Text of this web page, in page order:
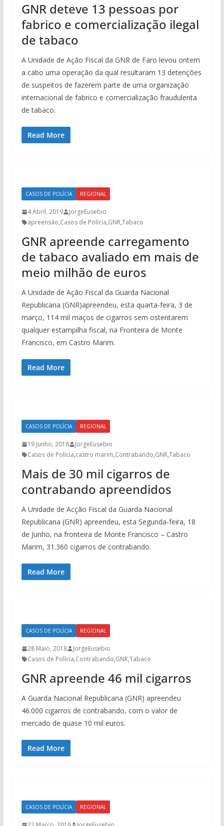
GNR deteve 13 pessoas por
fabrico e comercialização ilegal
de tabaco
A Unidade de Ação Fiscal da GNR de Faro levou ontem
a cabo uma operação da qual resultaram 13 detenções
de suspeitos de fazerem parte de uma organização
internacional de fabrico e comercialização fraudulenta
de tabaco.
Read More
CASOS DE POLÍCIA REGIONAL
4 Abril, 2019
JorgeEusebio
apreensão,Casos de Polícia,GNR,Tabaco
GNR apreende carregamento
de tabaco avaliado em mais de
meio milhão de euros
A Unidade de Ação Fiscal da Guarda Nacional
Republicana (GNR)apreendeu, esta quarta-feira, 3 de
março, 114 mil maços de cigarros sem ostentarem
qualquer estampilha fiscal, na Fronteira de Monte
Francisco, em Castro Marim.
Read More
CASOS DE POLÍCIA REGIONAL
19 Junho, 2018
JorgeEusebio
Casos de Polícia,castro marim,Contrabando,GNR,Tabaco
Mais de 30 mil cigarros de
contrabando apreendidos
A Unidade de Acção Fiscal da Guarda Nacional
Republicana (GNR) apreendeu, esta Segunda-feira, 18
de Junho, na fronteira de Monte Francisco – Castro
Marim, 31.360 cigarros de contrabando.
Read More
CASOS DE POLÍCIA REGIONAL
28 Maio, 2018
JorgeEusebio
Casos de Polícia,Contrabando,GNR,Tabaco
GNR apreende 46 mil cigarros
A Guarda Nacional Republicana (GNR) apreendeu
46.000 cigarros de contrabando, com o valor de
mercado de quase 10 mil euros.
Read More
CASOS DE POLÍCIA REGIONAL